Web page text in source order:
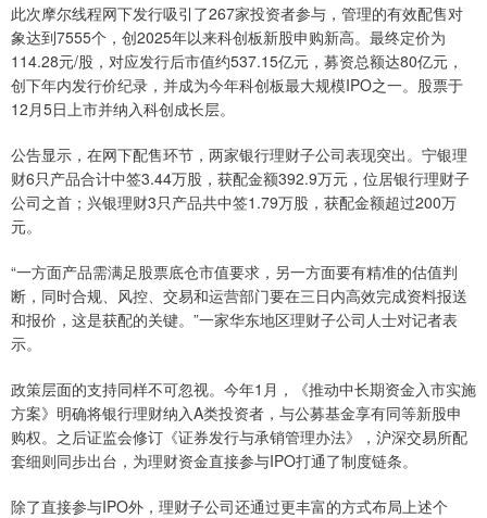
此次摩尔线程网下发行吸引了267家投资者参与，管理的有效配售对
象达到7555个，创2025年以来科创板新股申购新高。最终定价为
114.28元/股，对应发行后市值约537.15亿元，募资总额达80亿元，
创下年内发行价纪录，并成为今年科创板最大规模IPO之一。股票于
12月5日上市并纳入科创成长层。
公告显示，在网下配售环节，两家银行理财子公司表现突出。宁银理
财6只产品合计中签3.44万股，获配金额392.9万元，位居银行理财子
公司之首；兴银理财3只产品共中签1.79万股，获配金额超过200万
元。
“一方面产品需满足股票底仓市值要求，另一方面要有精准的估值判
断，同时合规、风控、交易和运营部门要在三日内高效完成资料报送
和报价，这是获配的关键。”一家华东地区理财子公司人士对记者表
示。
政策层面的支持同样不可忽视。今年1月，《推动中长期资金入市实施
方案》明确将银行理财纳入A类投资者，与公募基金享有同等新股申
购权。之后证监会修订《证券发行与承销管理办法》，沪深交易所配
套细则同步出台，为理财资金直接参与IPO打通了制度链条。
除了直接参与IPO外，理财子公司还通过更丰富的方式布局上述个